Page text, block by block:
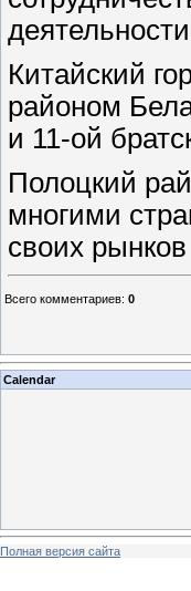
Китайский
районом
и 11-ой
Полоцкий
многими
своих
Всего комментариев: 0
Calendar
Полная версия сайта